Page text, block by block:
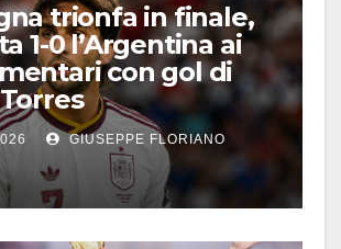
trionfa in finale,
1-0 l’Argentina ai
con gol di
GIUSEPPE FLORIANO